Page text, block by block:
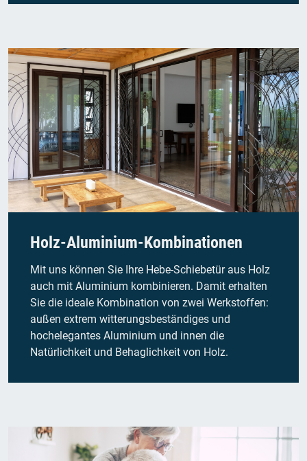
Holz-Aluminium-Kombinationen
Mit uns können Sie Ihre Hebe-Schiebetür aus Holz
auch mit Aluminium kombinieren. Damit erhalten
Sie die ideale Kombination von zwei Werkstoffen:
außen extrem witterungsbeständiges und
hochelegantes Aluminium und innen die
Natürlichkeit und Behaglichkeit von Holz.